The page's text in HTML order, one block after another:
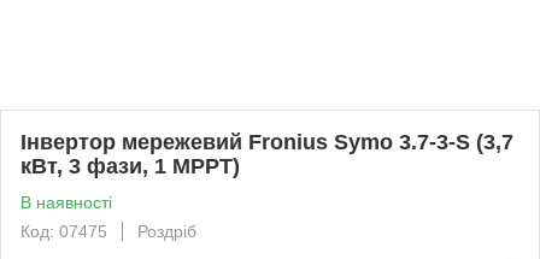
Інвертор мережевий Fronius Symo 3.7-3-S (3,7
кВт, 3 фази, 1 MPPT)
В наявності
Код: 07475
Роздріб